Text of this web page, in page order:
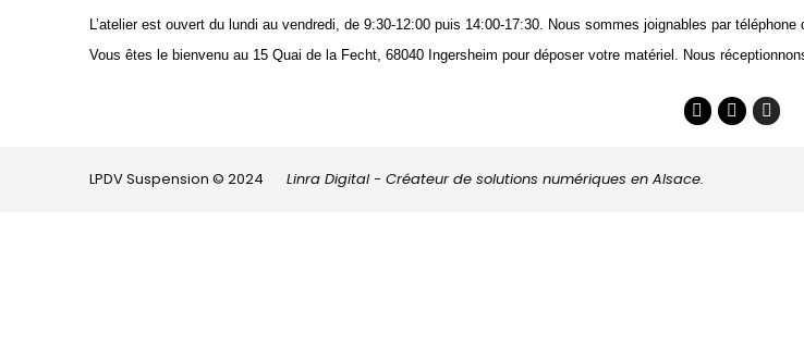
L’atelier est ouvert du lundi au vendredi, de 9:30-12:00 puis 14:00-17:30. Nous sommes joignables par téléphone
Vous êtes le bienvenu au 15 Quai de la Fecht, 68040 Ingersheim pour déposer votre matériel. Nous
LPDV Suspension © 2024 Linra Digital - Créateur de solutions numériques en Alsace.